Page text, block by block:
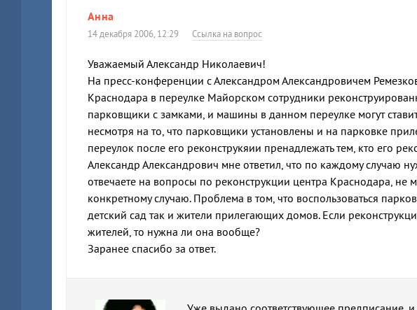
Анна
14 декабря 2006, 12:29 Ссылка на вопрос
Уважаемый Александр Николаевич!
На пресс-конференции с Александром Александровичем
Краснодара в переулке Майорском сотрудники
парковщики с замками, и машины в данном переулке могут
несмотря на то, что парковщики установлены и на парковке
переулок после его реконструкяии пренадлежать тем, кто его
Александр Александрович мне ответил, что по каждому случаю
отвечаете на вопросы по реконструкции центра Краснодара, не
конкретному случаю. Проблема в том, что воспользоваться
детский сад так и жители прилегающих домов. Если
жителей, то нужна ли она вообще?
Заранее спасибо за ответ.